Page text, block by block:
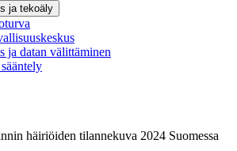
ja tekoäly
ja datan välittäminen
häiriöiden tilannekuva 2024 Suomessa